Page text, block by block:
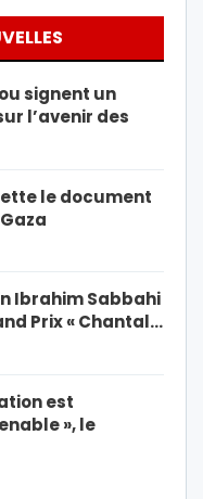
signent un
l’avenir des
le document
Ibrahim Sabbahi
Prix « Chantal…
est
», le